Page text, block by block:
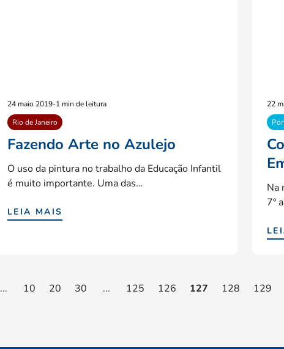
24 maio 2019-1 min de leitura
Rio de Janeiro
Fazendo Arte no Azulejo
O uso da pintura no trabalho da Educação Infantil
é muito importante. Uma das…
LEIA MAIS
22
Na
7º
... 10 20 30 ... 125 126 127 128 129